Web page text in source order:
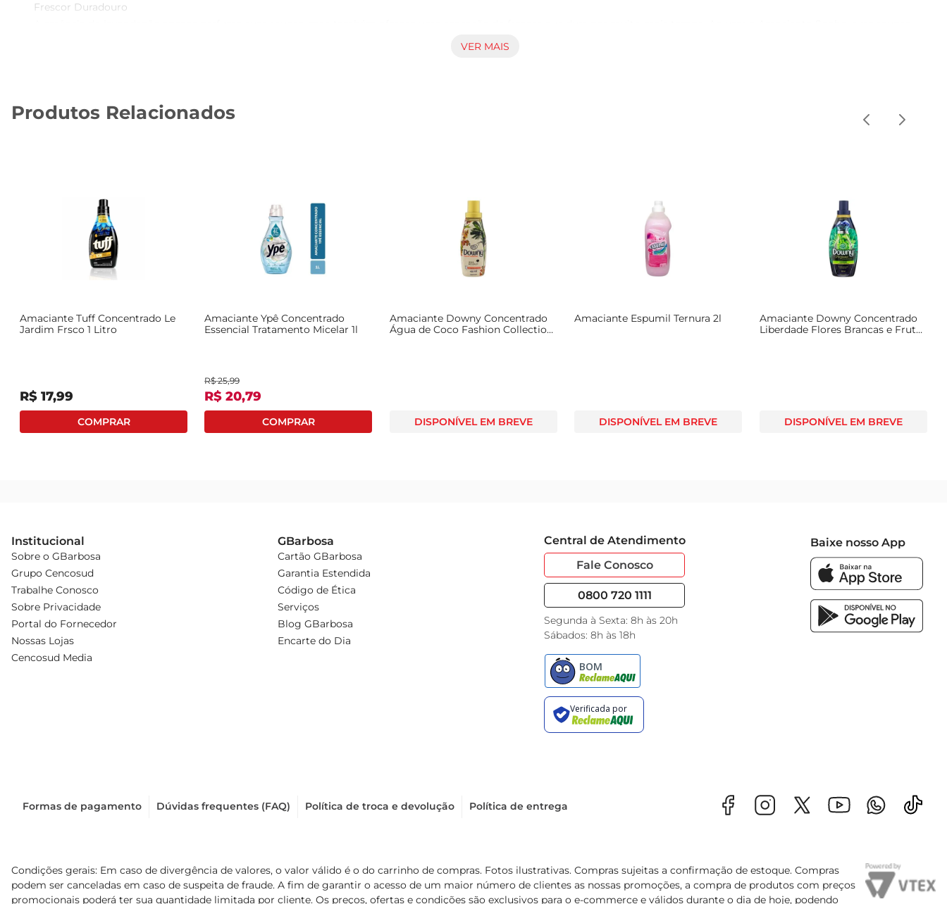
Frescor Duradouro
estarão sempre prontas para serem vestidas, com um aroma que remete a tranquilidade e bemestar. É perfeito para lençóis, toalhas e roupas do dia a dia, garantindo que cada
formulação concentrada garante que você utilize a dose certa para um resultado impecável, economizando e prolongando a durabilidade do produto.
VER MAIS
Produtos Relacionados
Amaciante Tuff Concentrado Le
Jardim Frsco 1 Litro
R$ 17,99
Amaciante Ypê Concentrado
Essencial Tratamento Micelar 1l
R$ 25,99
R$ 20,79
Amaciante Downy Concentrado
Água de Coco Fashion Collection
DISPONÍVEL EM BREVE
Amaciante Espumil Ternura 2l
DISPONÍVEL EM BREVE
Amaciante Downy Concentrado
Liberdade Flores Brancas e Frutas
DISPONÍVEL EM BREVE
Institucional
Sobre o GBarbosa
Grupo Cencosud
Trabalhe Conosco
Sobre Privacidade
Portal do Fornecedor
Nossas Lojas
Cencosud Media
GBarbosa
Cartão GBarbosa
Garantia Estendida
Código de Ética
Serviços
Blog GBarbosa
Encarte do Dia
Central de Atendimento
Fale Conosco
0800 720 1111
Segunda à Sexta: 8h às 20h
Sábados: 8h às 18h
Baixe nosso App
Formas de pagamento Dúvidas frequentes (FAQ) Política de troca e devolução Política de entrega
Condições gerais: Em caso de divergência de valores, o valor válido é o do carrinho de compras. Fotos ilustrativas. Compras sujeitas a confirmação de estoque. Compras
podem ser canceladas em caso de suspeita de fraude. A fim de garantir o acesso de um maior número de clientes as nossas promoções, a compra de produtos com preços
promocionais poderá ter sua quantidade limitada por cliente. Os preços, ofertas e condições são exclusivos para o e-commerce e válidos durante o dia de hoje, podendo